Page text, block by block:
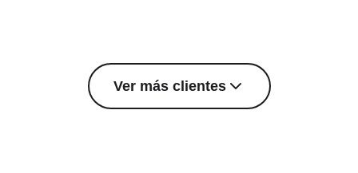
Ver más clientes